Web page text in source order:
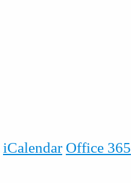
iCalendar Office 365